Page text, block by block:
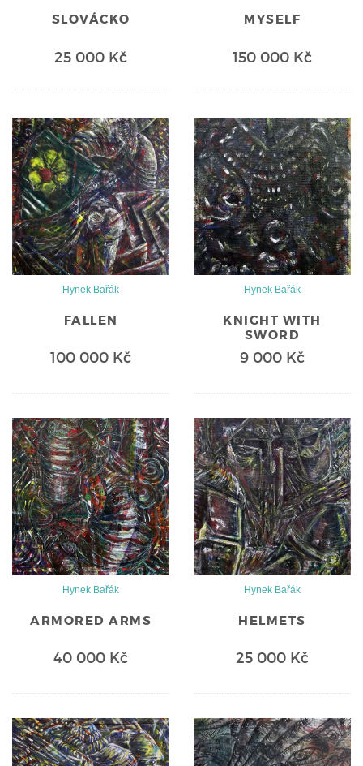
SLOVÁCKO
25 000 Kč
MYSELF
150 000 Kč
Hynek Bařák
FALLEN
100 000 Kč
Hynek Bařák
KNIGHT WITH
SWORD
9 000 Kč
Hynek Bařák
ARMORED ARMS
40 000 Kč
Hynek Bařák
HELMETS
25 000 Kč